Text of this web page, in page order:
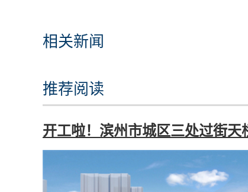
相关新闻
推荐阅读
开工啦！滨州市城区三处过街天